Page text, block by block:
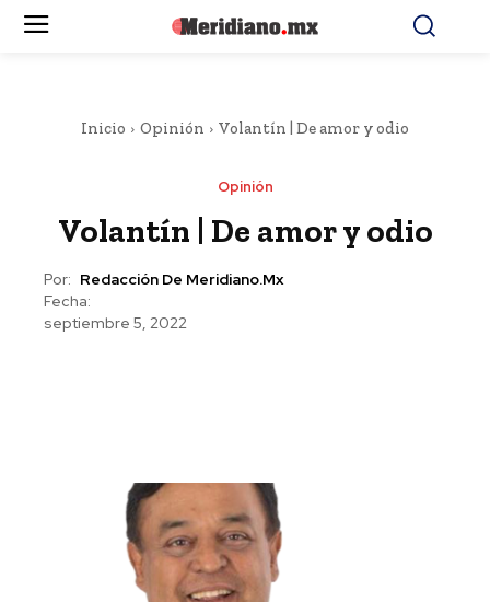
Inicio Opinión Volantín | De amor y odio
Opinión
Volantín | De amor y odio
Por: Redacción De Meridiano.mx
Fecha:
septiembre 5, 2022